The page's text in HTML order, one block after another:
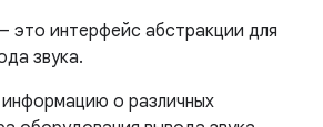
это интерфейс абстракции для
звука.
о различных